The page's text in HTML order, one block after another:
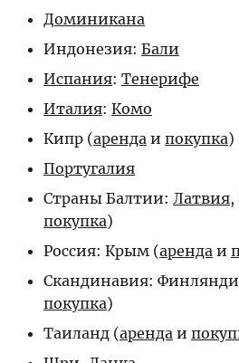
Доминикана
Индонезия: Бали
Испания: Тенерифе
Италия: Комо
Кипр (аренда и покупка)
Португалия
Страны Балтии: Латвия,
покупка)
Россия: Крым (аренда и
Скандинавия:
покупка)
Таиланд (аренда и